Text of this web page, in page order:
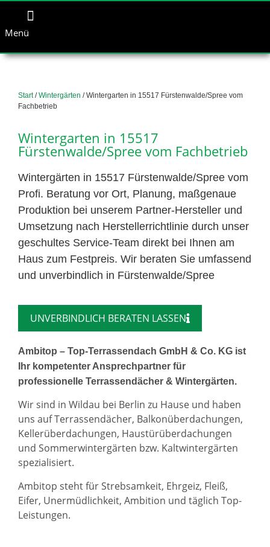
Menü
Start/Wintergärten / Wintergarten in 15517 Fürstenwalde/Spree vom
Fachbetrieb
Wintergarten in 15517
Fürstenwalde/Spree vom Fachbetrieb
Wintergärten in 15517 Fürstenwalde/Spree vom
Profi. Beratung vor Ort, Planung, maßgenaue
Produktion bei unserem Partner-Hersteller und
Umsetzung nach Herstellerrichtlinie durch unser
geschultes Service-Team direkt bei Ihnen am
Haus zum Festpreis. Wir beraten Sie umfassend
und unverbindlich in Fürstenwalde/Spree
UNVERBINDLICH BERATEN LASSEN
Ambitop – Top-Terrassendach GmbH & Co. KG ist
Ihr kompetenter Ansprechpartner für
professionelle Terrassendächer & Wintergärten.
Wir sind in Wildau bei Berlin zu Hause und haben
uns auf Terrassendächer, Balkonüberdachungen,
Kellerüberdachungen, Haustürüberdachungen
und Sommerwintergärten bzw. Kaltwintergärten
spezialisiert.
Ambitop steht für Strebsamkeit, Ehrgeiz, Fleiß,
Eifer, Unermüdlichkeit, Ambition und täglich Top-
Leistungen.